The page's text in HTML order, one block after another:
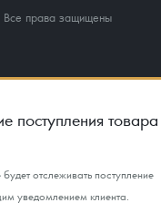
права защищены
поступления товара
отслеживать поступление
уведомлением клиента.